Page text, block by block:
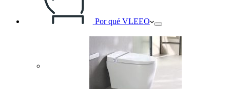
Por qué VLEEO